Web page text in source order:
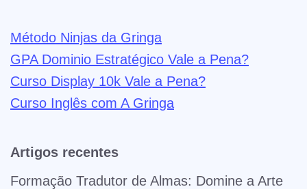
Método Ninjas da Gringa
GPA Dominio Estratégico Vale a Pena?
Curso Display 10k Vale a Pena?
Curso Inglês com A Gringa
Artigos recentes
Formação Tradutor de Almas: Domine a Arte